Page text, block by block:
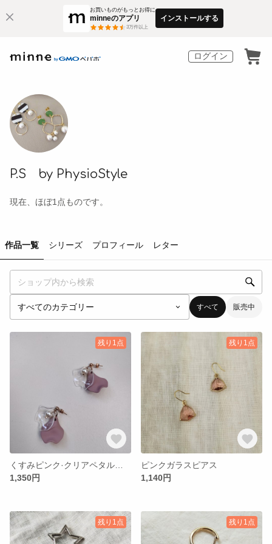
お買いものがもっとお得に
minneのアプリ
3万件以上
インストールする
ログイン
P.S by PhysioStyle
現在、ほぼ1点ものです。
作品一覧 シリーズ プロフィール レター
すべて 販売中
残り1点
1,350円
残り1点
ピンクガラスピアス
1,140円
残り1点 残り1点